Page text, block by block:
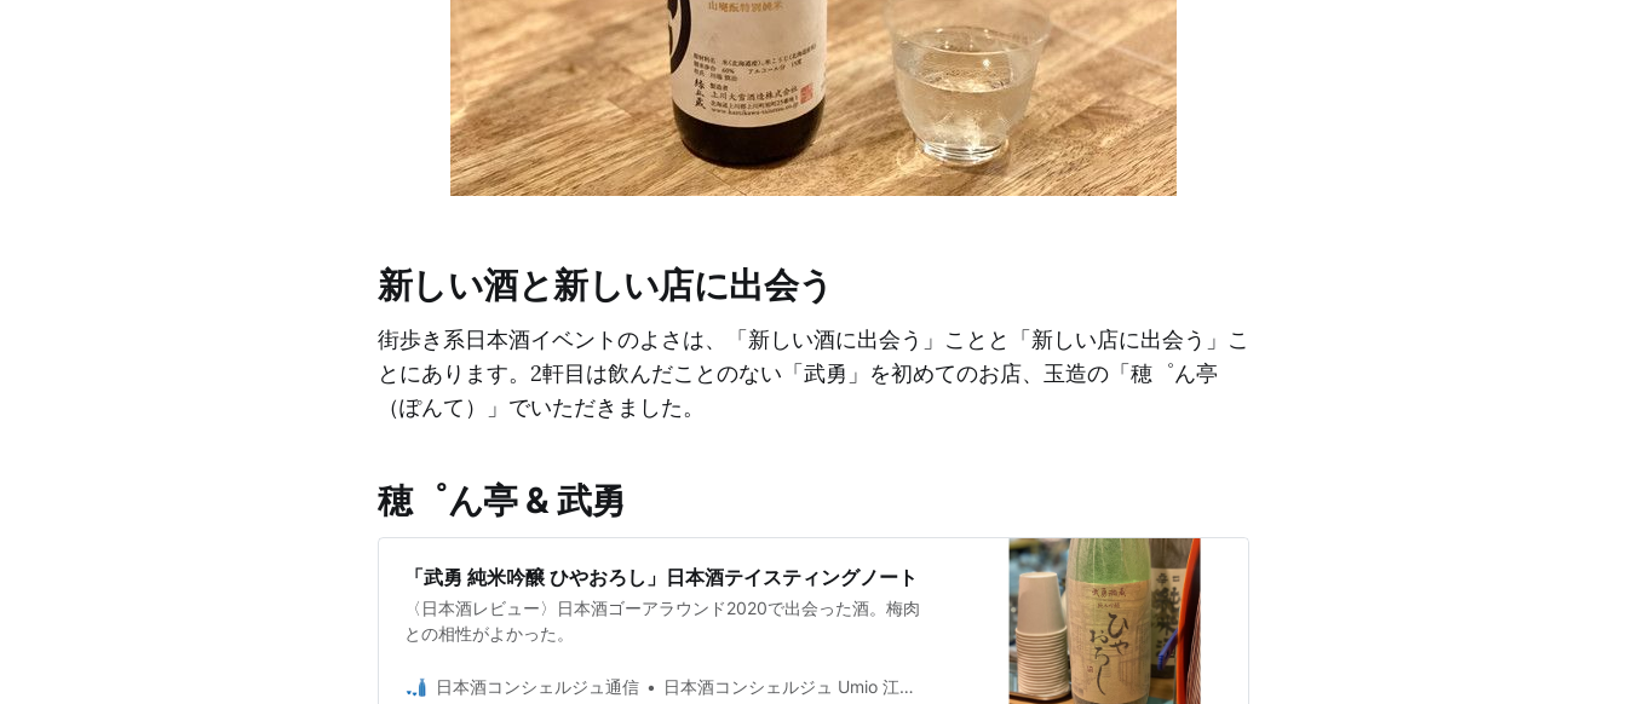
新しい酒と新しい店に出会う
街歩き系日本酒イベントのよさは、「新しい酒に出会う」ことと「新しい店に出会う」こ
とにあります。2軒目は飲んだことのない「武勇」を初めてのお店、玉造の「穂゜ん亭
（ぽんて）」でいただきました。
穂゜ん亭 & 武勇
「武勇 純米吟醸 ひやおろし」日本酒テイスティングノート
〈日本酒レビュー〉日本酒ゴーアラウンド2020で出会った酒。梅肉
との相性がよかった。
日本酒コンシェルジュ通信 日本酒コンシェルジュ Umio 江口崇